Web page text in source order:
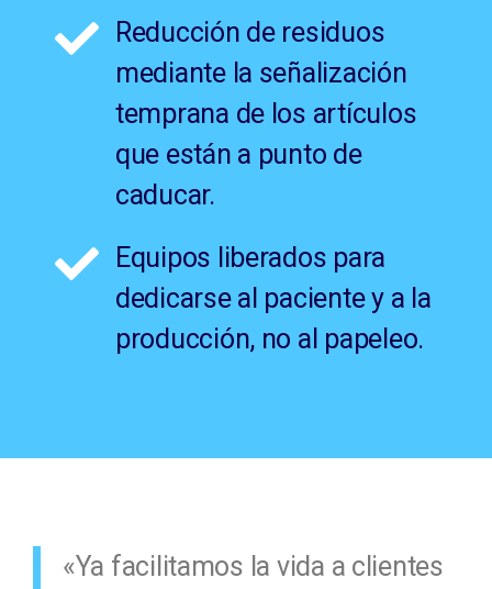
Reducción de residuos
mediante la señalización
temprana de los artículos
que están a punto de
caducar.
Equipos liberados para
dedicarse al paciente y a la
producción, no al papeleo.
«Ya facilitamos la vida a clientes